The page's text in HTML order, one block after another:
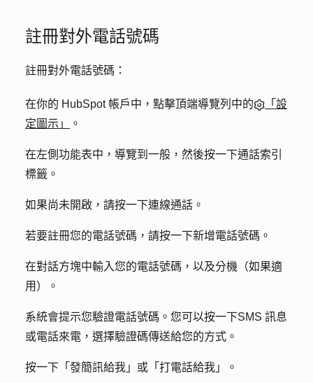
註冊對外電話號碼
註冊對外電話號碼：
在你的 HubSpot 帳戶中，點擊頂端導覽列中的
「設
定圖示」
。
在左側功能表中，導覽到 一般 ，然後按一下通話索引
標籤。
如果尚未開啟，請按一下連線通話 。
若要註冊您的電話號碼，請按一下新增電話號碼。
在對話方塊中輸入您的電話號碼 ，以及分機 （如果適
用）。
系統會提示您驗證電話號碼。您可以按一下SMS 訊息
或電話來電 ，選擇驗證碼傳送給您的方式。
按一下 「發簡訊給我 」或 「打電話給我 」。